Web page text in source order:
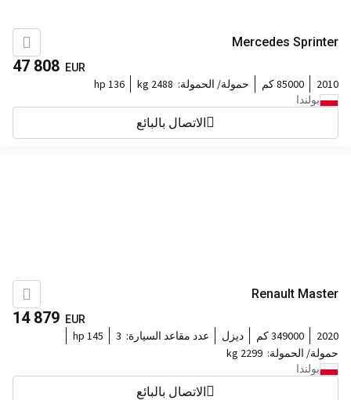
Mercedes Sprinter
47 808 EUR
2010 85000 كم حمولة/ الحمولة:
136 hp
بولندا
الاتصال بالبائع
Renault Master
14 879 EUR
2020 349000 كم ديزل عدد مقاعد السيارة:
145 hp
حمولة/ الحمولة:
بولندا
الاتصال بالبائع